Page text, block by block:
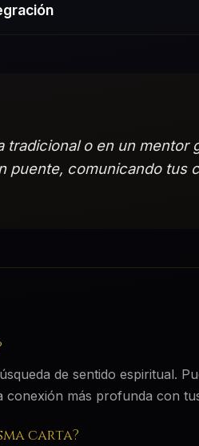
tradicional o en un mentor
puente, comunicando tus
de sentido espiritual.
más profunda con
carta?